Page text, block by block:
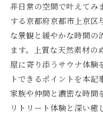
非日常の空間で叶えてみ
する京都府京都市上京区
な景観と緩やかな時間の
ます。上質な天然素材の
屋に寄り添うサウナ体験
トできるポイントを本記
家族や仲間と濃密な時間
リトリート体験と深い癒